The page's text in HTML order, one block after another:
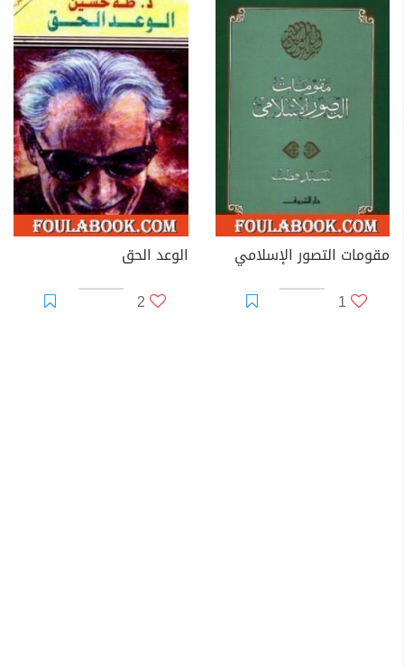
مقومات التصور الإسلامي
1
الوعد الحق
2